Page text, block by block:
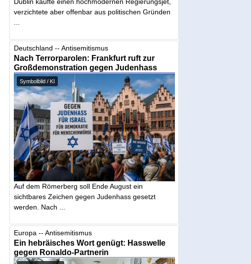
verzichtete aber offenbar aus politischen Gründen
Deutschland -- Antisemitismus
Nach Terrorparolen: Frankfurt ruft zur
Großdemonstration gegen Judenhass
Symbolbild / KI
Auf dem Römerberg soll Ende August ein
sichtbares Zeichen gegen Judenhass gesetzt
werden. Nach ...
Europa -- Antisemitismus
Ein hebräisches Wort genügt: Hasswelle
gegen Ronaldo-Partnerin